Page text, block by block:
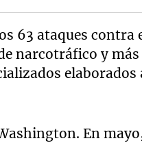
63 ataques contra
narcotráfico y
En